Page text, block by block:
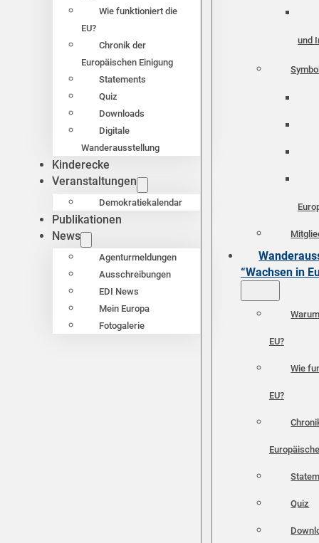
Wie funktioniert die
EU?
Chronik der
Europäischen Einigung
Statements
Quiz
Downloads
Digitale
Wanderausstellung
Kinderecke
Veranstaltungen
Demokratiekalendar
Publikationen
News
Agenturmeldungen
Ausschreibungen
EDI News
Mein Europa
Fotogalerie
und
“Wachsen in
EU?
Wie
EU?
Quiz